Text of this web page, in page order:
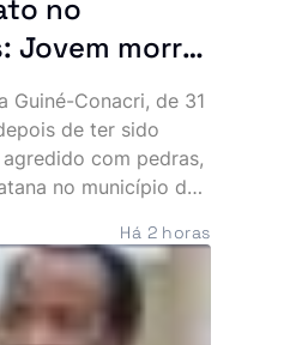
no
Jovem morre
com
e catana
policial
Guiné-Conacri, de 31
de ter sido
com pedras,
no município do
de marginais
de Matar”,
metros de um
facto que motivou
Há 2 horas